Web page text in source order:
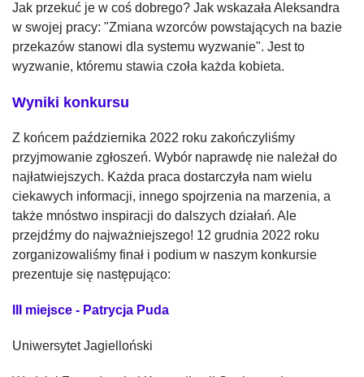
Jak przekuć je w coś dobrego? Jak wskazała Aleksandra
w swojej pracy: "Zmiana wzorców powstających na bazie
przekazów stanowi dla systemu wyzwanie". Jest to
wyzwanie, któremu stawia czoła każda kobieta.
Wyniki konkursu
Z końcem października 2022 roku zakończyliśmy
przyjmowanie zgłoszeń. Wybór naprawdę nie należał do
najłatwiejszych. Każda praca dostarczyła nam wielu
ciekawych informacji, innego spojrzenia na marzenia, a
także mnóstwo inspiracji do dalszych działań. Ale
przejdźmy do najważniejszego! 12 grudnia 2022 roku
zorganizowaliśmy finał i podium w naszym konkursie
prezentuje się następująco:
III miejsce - Patrycja Puda
Uniwersytet Jagielloński